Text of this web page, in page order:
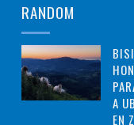
RANDOM
A
EN